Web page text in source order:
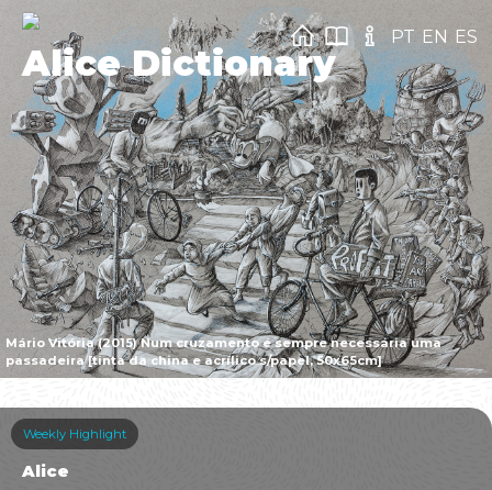
Mário Vitória (2015) Num cruzamento é sempre necessária uma
passadeira [tinta da china e acrílico s/papel, 50x65cm]
Alice Dictionary
PT EN ES
Weekly Highlight
Alice